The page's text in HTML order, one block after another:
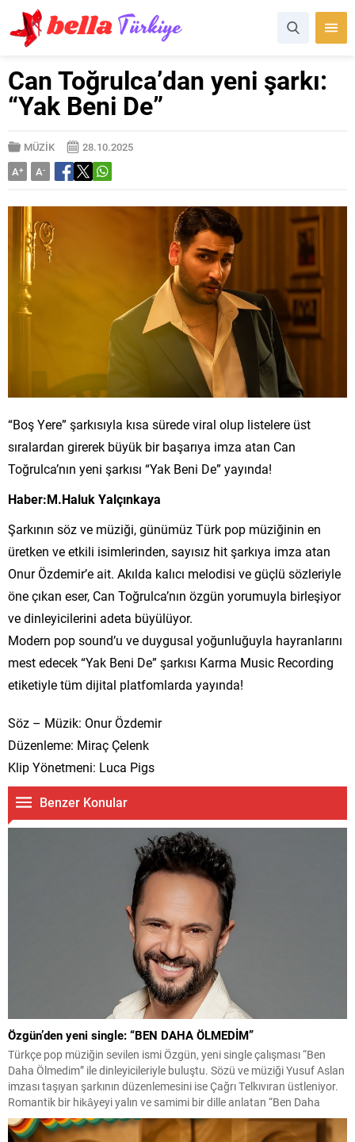
Can Toğrulca’dan yeni şarkı:
“Yak Beni De”
MÜZİK
28.10.2025
A+ A-
“Boş Yere” şarkısıyla kısa sürede viral olup listelere üst
sıralardan girerek büyük bir başarıya imza atan Can
Toğrulca’nın yeni şarkısı “Yak Beni De” yayında!
Haber:M.Haluk Yalçınkaya
Şarkının söz ve müziği, günümüz Türk pop müziğinin en
üretken ve etkili isimlerinden, sayısız hit şarkıya imza atan
Onur Özdemir’e ait. Akılda kalıcı melodisi ve güçlü sözleriyle
öne çıkan eser, Can Toğrulca’nın özgün yorumuyla birleşiyor
ve dinleyicilerini adeta büyülüyor.
Modern pop sound’u ve duygusal yoğunluğuyla hayranlarını
mest edecek “Yak Beni De” şarkısı Karma Music Recording
etiketiyle tüm dijital platfomlarda yayında!
Söz – Müzik: Onur Özdemir
Düzenleme: Miraç Çelenk
Klip Yönetmeni: Luca Pigs
Benzer Konular
Özgün’den yeni single: “BEN DAHA ÖLMEDİM”
Türkçe pop müziğin sevilen ismi Özgün, yeni single çalışması “Ben
Daha Ölmedim” ile dinleyicileriyle buluştu. Sözü ve müziği Yusuf Aslan
imzası taşıyan şarkının düzenlemesini ise Çağrı Telkıvıran üstleniyor.
Romantik bir hikâyeyi yalın ve samimi bir dille anlatan “Ben Daha
Ölmedim”, beklemekten vazgeçmeyen ve sevgisini her şeye rağmen
içinde yaşatmaya devam...